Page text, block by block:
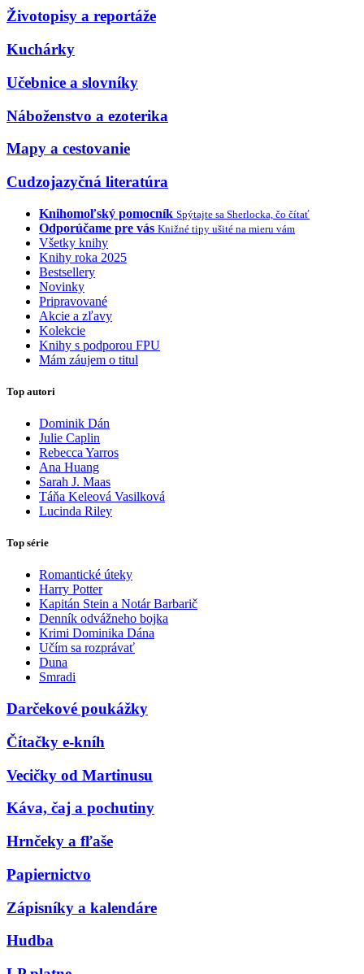
Životopisy a reportáže
Kuchárky
Učebnice a slovníky
Náboženstvo a ezoterika
Mapy a cestovanie
Cudzojazyčná literatúra
Knihomoľský pomocník Spýtajte sa Sherlocka, čo čítať
Odporúčame pre vás Knižné tipy ušité na mieru vám
Všetky knihy
Knihy roka 2025
Bestsellery
Novinky
Pripravované
Akcie a zľavy
Kolekcie
Knihy s podporou FPU
Mám záujem o titul
Top autori
Dominik Dán
Julie Caplin
Rebecca Yarros
Ana Huang
Sarah J. Maas
Táňa Keleová Vasilková
Lucinda Riley
Top série
Romantické úteky
Harry Potter
Kapitán Stein a Notár Barbarič
Denník odvážneho bojka
Krimi Dominika Dána
Učím sa rozprávať
Duna
Smradi
Darčekové poukážky
Čítačky e-kníh
Vecičky od Martinusu
Káva, čaj a pochutiny
Hrnčeky a fľaše
Papiernictvo
Zápisníky a kalendáre
Hudba